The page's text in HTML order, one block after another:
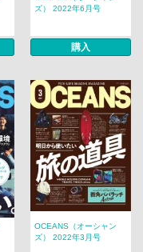
ズ） 2022年6月号
購入
OCEANS（オーシャン
ズ） 2022年3月号